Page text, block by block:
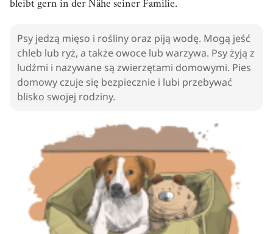
Psy jedzą mięso i rośliny oraz piją wodę. Mogą jeść
chleb lub ryż, a także owoce lub warzywa. Psy żyją z
ludźmi i nazywane są zwierzętami domowymi. Pies
domowy czuje się bezpiecznie i lubi przebywać
blisko swojej rodziny.